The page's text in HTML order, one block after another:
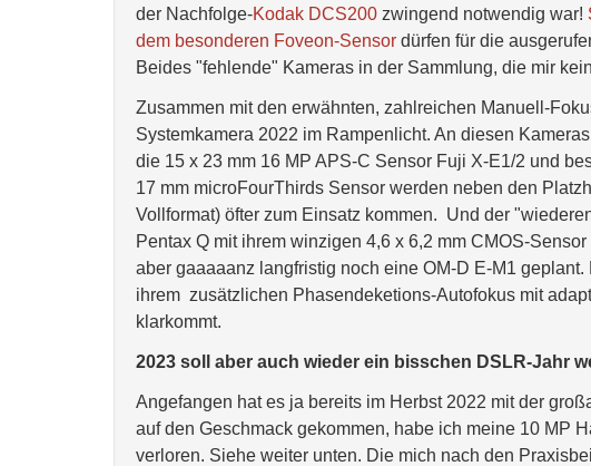
der Nachfolge-Kodak DCS200 zwingend notwendig war!
dem besonderen Foveon-Sensor dürfen für die
Beides "fehlende" Kameras in der Sammlung, die mir
Zusammen mit den erwähnten, zahlreichen Manuell-
Systemkamera 2022 im Rampenlicht. An diesen
die 15 x 23 mm 16 MP APS-C Sensor Fuji X-E1/2 und
17 mm microFourThirds Sensor werden neben den
Vollformat) öfter zum Einsatz kommen. Und der
Pentax Q mit ihrem winzigen 4,6 x 6,2 mm CMOS-
aber gaaaaanz langfristig noch eine OM-D E-M1
ihrem zusätzlichen Phasendeketions-Autofokus mit
klarkommt.
2023 soll aber auch wieder ein bisschen DSLR-Jahr
Angefangen hat es ja bereits im Herbst 2022 mit der
auf den Geschmack gekommen, habe ich meine 10 MP
verloren. Siehe weiter unten. Die mich nach den